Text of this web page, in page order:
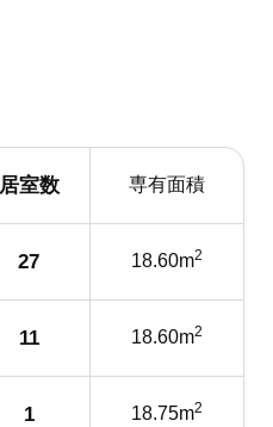
居室数 専有面積
27 18.60m2
11 18.60m2
1 18.75m2